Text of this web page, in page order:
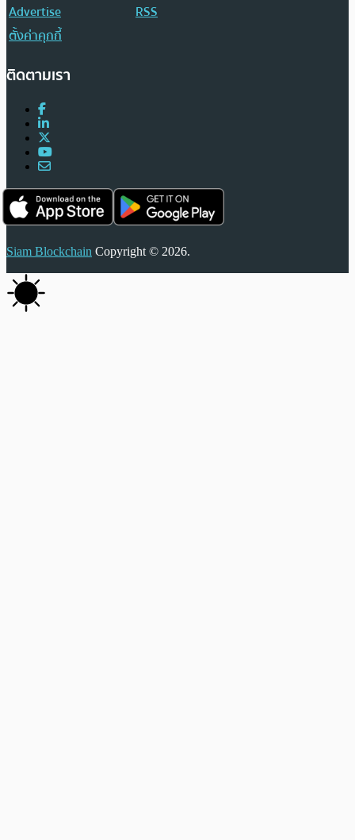
Advertise
RSS
ตั้งค่าคุกกี้
ติดตามเรา
Siam Blockchain Copyright © 2026.